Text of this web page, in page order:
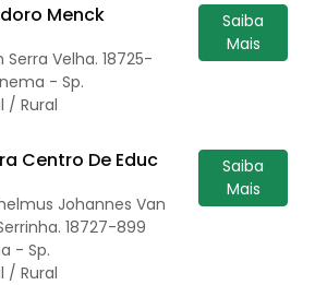
Menck
Serra Velha. 18725-
- Sp.
/ Rural
Saiba
Mais
Centro De Educ
Johannes Van
18727-899
- Sp.
/ Rural
Saiba
Mais